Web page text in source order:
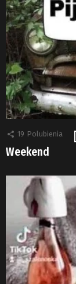
19 Polubienia
Weekend